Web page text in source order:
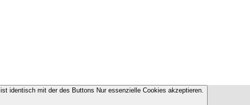
identisch mit der des Buttons Nur essenzielle Cookies akzeptieren.